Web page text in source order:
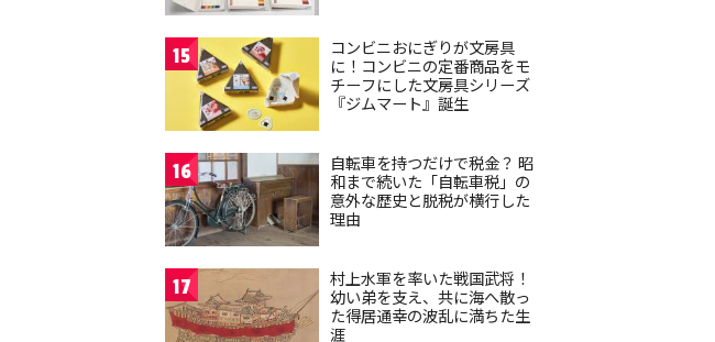
15
コンビニおにぎりが文房具
に！コンビニの定番商品をモ
チーフにした文房具シリーズ
『ジムマート』誕生
16
自転車を持つだけで税金？ 昭
和まで続いた「自転車税」の
意外な歴史と脱税が横行した
理由
17
村上水軍を率いた戦国武将！
幼い弟を支え、共に海へ散っ
た得居通幸の波乱に満ちた生
涯